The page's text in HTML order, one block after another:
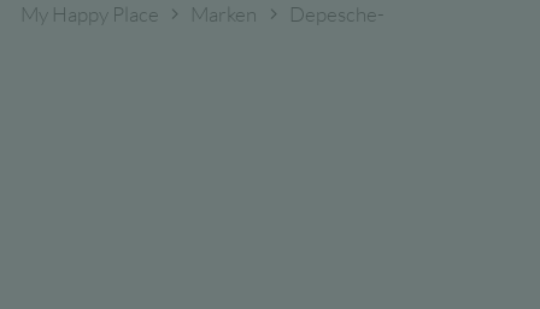
My Happy Place Marken Depesche-